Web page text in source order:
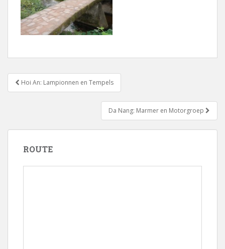
Bericht
navigatie
Hoi An: Lampionnen en Tempels
Da Nang: Marmer en Motorgroep
ROUTE